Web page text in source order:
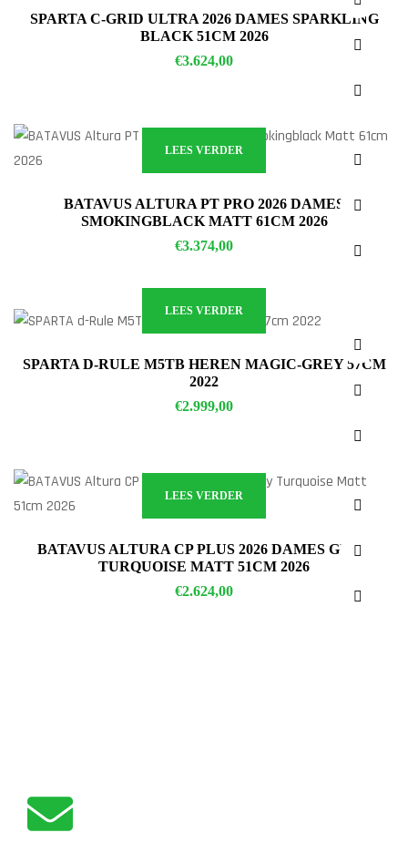
SPARTA C-GRID ULTRA 2026 DAMES SPARKLING
BLACK 51CM 2026
€3.624,00
LEES VERDER
BATAVUS ALTURA PT PRO 2026 DAMES
SMOKINGBLACK MATT 61CM 2026
€3.374,00
LEES VERDER
SPARTA D-RULE M5TB HEREN MAGIC-GREY 57CM
2022
€2.999,00
LEES VERDER
BATAVUS ALTURA CP PLUS 2026 DAMES GREY
TURQUOISE MATT 51CM 2026
€2.624,00